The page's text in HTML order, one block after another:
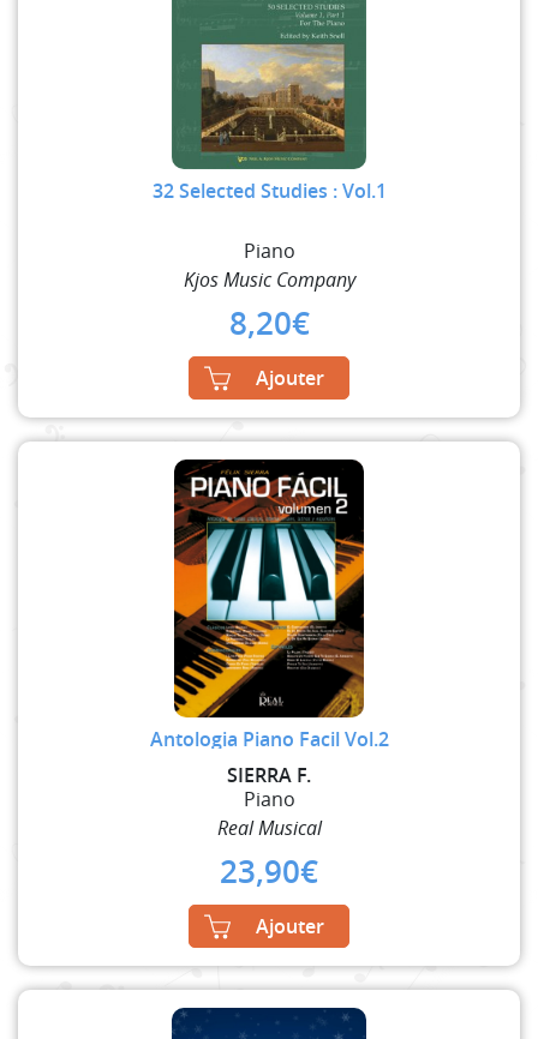
32 Selected Studies : Vol.1
Piano
Kjos Music Company
8,20€
Ajouter
Antologia Piano Facil Vol.2
SIERRA F.
Piano
Real Musical
23,90€
Ajouter